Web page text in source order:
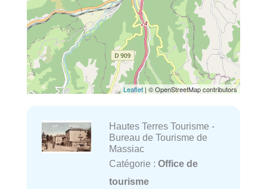
Leaflet | © OpenStreetMap contributors
Hautes Terres Tourisme -
Bureau de Tourisme de
Massiac
Catégorie : Office de
tourisme